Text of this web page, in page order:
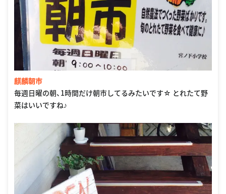
麒麟朝市
毎週日曜の朝、1時間だけ朝市してるみたいです☆ とれたて野
菜はいいですね♪